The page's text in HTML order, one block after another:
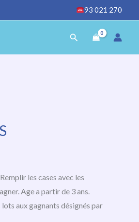
93 021 270
Rechercher
les cases avec les
Age a partir de 3 ans.
aux gagnants désignés par